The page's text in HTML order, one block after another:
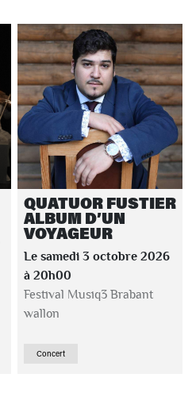
QUATUOR FUSTIER
ALBUM D’UN
VOYAGEUR
Le samedi 3 octobre 2026
à 20h00
Festival Musiq3 Brabant
wallon
Concert